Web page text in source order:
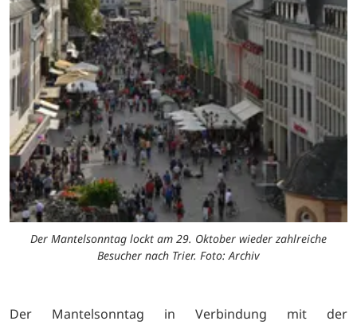
Der Mantelsonntag lockt am 29. Oktober wieder zahlreiche
Besucher nach Trier. Foto: Archiv
Der Mantelsonntag in Verbindung mit der